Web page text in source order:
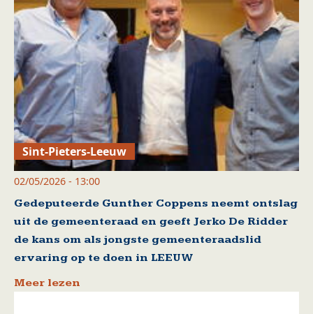
Sint-Pieters-Leeuw
02/05/2026 - 13:00
Gedeputeerde Gunther Coppens neemt ontslag
uit de gemeenteraad en geeft Jerko De Ridder
de kans om als jongste gemeenteraadslid
ervaring op te doen in LEEUW
Meer lezen